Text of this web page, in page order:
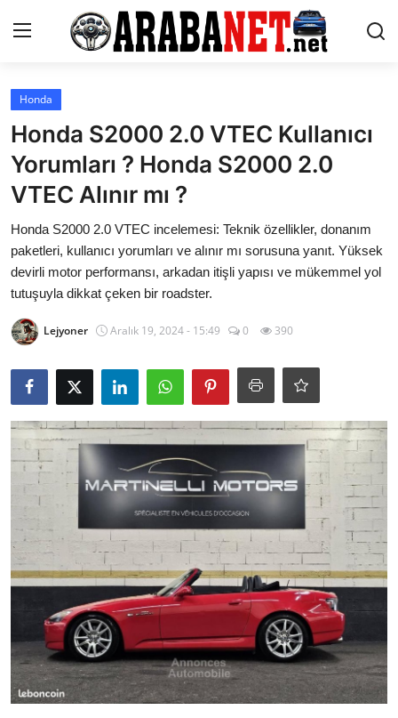
Giriş yapmak
Anasayfa
İletişim
Araba Markaları
Paketler
Karşılaştırmalar
Kronik Sorunlar
Bakım & Arıza Çözümleri
İkinci El & Ekspertiz
Muayene & Emisyon
Trafik Cezaları & Mevzuat
Ehliyet & Ruhsat İşlemleri
Sigorta & Kasko
Yakıt, LPG & Elektrikli
Honda
Honda S2000 2.0 VTEC Kullanıcı
Yorumları ? Honda S2000 2.0
VTEC Alınır mı ?
Honda S2000 2.0 VTEC incelemesi: Teknik özellikler, donanım
paketleri, kullanıcı yorumları ve alınır mı sorusuna yanıt. Yüksek
devirli motor performansı, arkadan itişli yapısı ve mükemmel yol
tutuşuyla dikkat çeken bir roadster.
Lejyoner Aralık 19, 2024 - 15:49 0 390